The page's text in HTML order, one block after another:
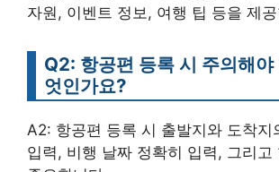
자원, 이벤트 정보, 여행 팁 등을 제
Q2: 항공편 등록 시 주의해야
엇인가요?
A2: 항공편 등록 시 출발지와 도착지
입력, 비행 날짜 정확히 입력, 그리고